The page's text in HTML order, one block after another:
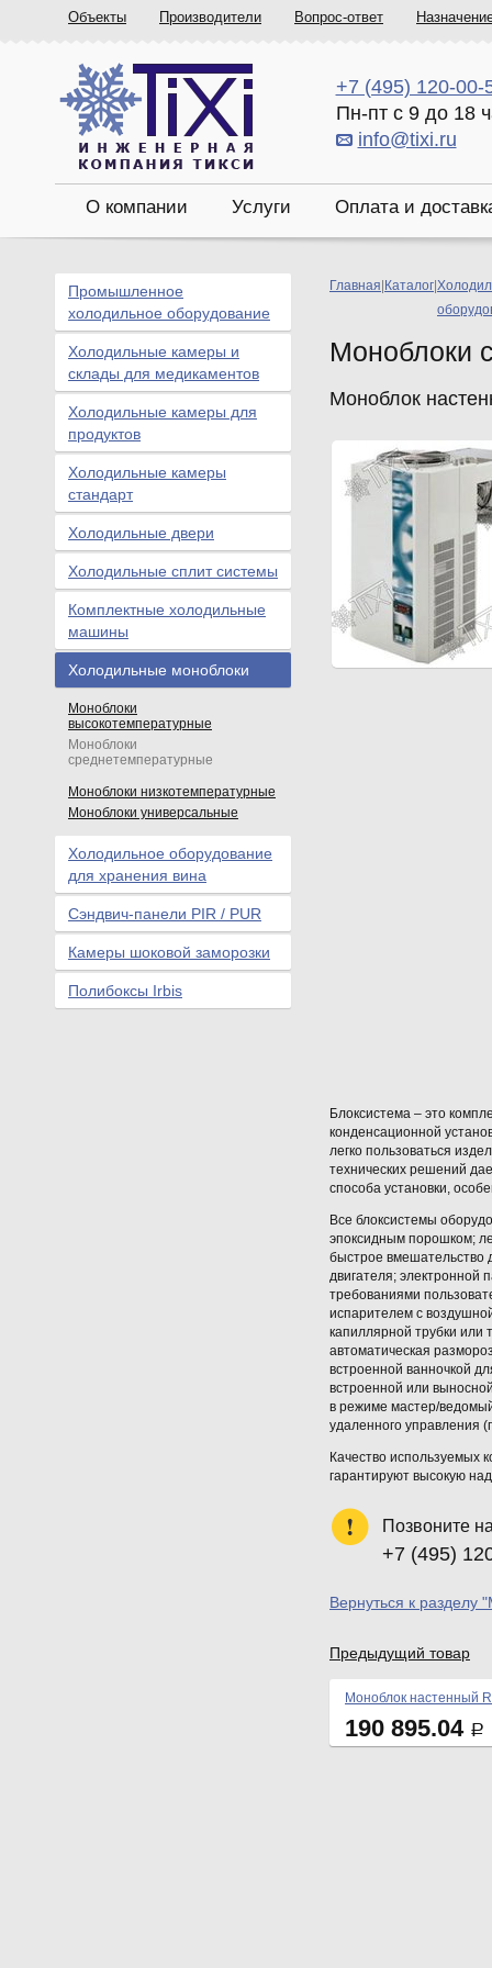
Объекты Производители Вопрос-ответ
+7 (495) 120-00-
Пн-пт с 9 до 18
info@tixi.ru
О компании Услуги Оплата и
Главная Каталог
Моноблоки
Моноблок
Блоксистема – это
конденсационной
легко пользоваться
технических решений
способа установки,
Все блоксистемы
эпоксидным порошком;
быстрое вмешательство
двигателя; электронной
требованиями
испарителем с
капиллярной трубки или
автоматическая
встроенной ванночкой
встроенной или
в режиме мастер/
удаленного управления
Качество используемых
гарантируют высокую
Позвоните
+7 (495)
Вернуться к разделу
Предыдущий товар
Моноблок настенный
190 895.04 Р
Промышленное
холодильное оборудование
Холодильные камеры и
склады для медикаментов
Холодильные камеры для
продуктов
Холодильные камеры
стандарт
Холодильные двери
Холодильные сплит системы
Комплектные холодильные
машины
Холодильные моноблоки
Моноблоки
высокотемпературные
Моноблоки
среднетемпературные
Моноблоки низкотемпературные
Моноблоки универсальные
Холодильное оборудование
для хранения вина
Сэндвич-панели PIR / PUR
Камеры шоковой заморозки
Полибоксы Irbis